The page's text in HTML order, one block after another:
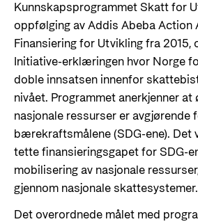
KunnskapsprogrammetSkatt for
oppfølging av Addis Abeba Action
Finansiering for Utvikling fra 2015,
Initiative-erklæringen hvor Norge
doble innsatsen innenfor
nivået. Programmet anerkjenner
nasjonale ressurser er avgjørende
bærekraftsmålene (SDG-ene). Det
tette finansieringsgapet for SDG-
mobilisering av nasjonale
gjennom nasjonale skattesystemer.
Det overordnede målet med